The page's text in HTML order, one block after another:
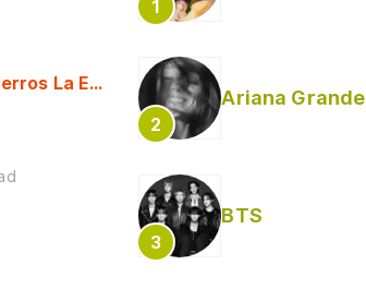
La Escuela)
Ariana Grande
BTS